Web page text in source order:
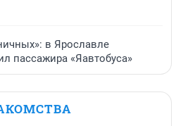
в Ярославле
пассажира «Яавтобуса»